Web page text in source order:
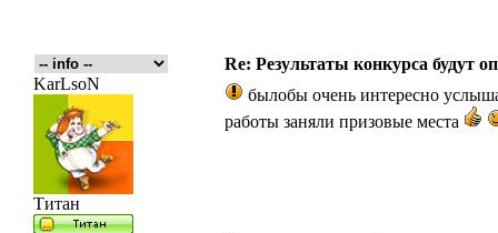
Re: Результаты конкурса будут
KarLsoN
Титан
былобы очень интересно
работы заняли призовые места